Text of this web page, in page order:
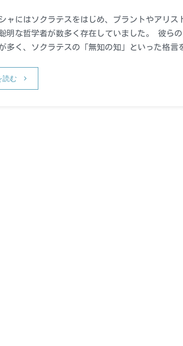
ャにはソクラテスをはじめ、プラントやアリス
明な哲学者が数多く存在していました。 彼ら
多く、ソクラテスの「無知の知」といった格言
読む